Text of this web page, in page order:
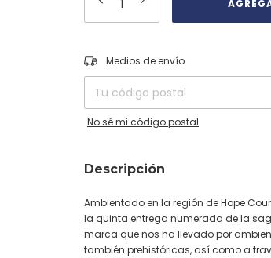
Entregas para el CP:
Medios de envío
No sé mi código postal
Descripción
Ambientado en la región de Hope
la quinta entrega numerada de la
marca que nos ha llevado por
también prehistóricas, así como a